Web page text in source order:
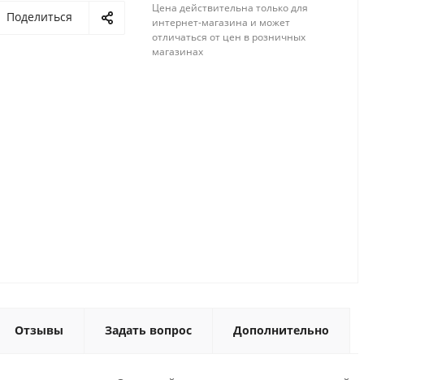
Поделиться
Цена действительна только для
интернет-магазина и может
отличаться от цен в розничных
магазинах
Отзывы Задать вопрос Дополнительно